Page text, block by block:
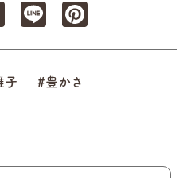
Line
子 #豊かさ